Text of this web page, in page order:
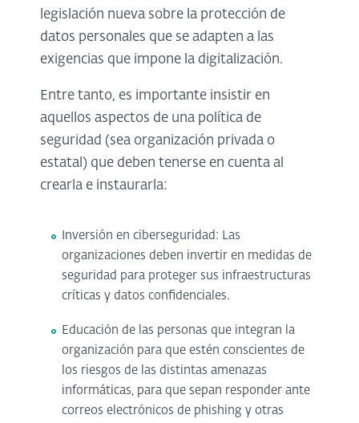
legislación nueva sobre la protección de
datos personales que se adapten a las
exigencias que impone la digitalización.
Entre tanto, es importante insistir en
aquellos aspectos de una política de
seguridad (sea organización privada o
estatal) que deben tenerse en cuenta al
crearla e instaurarla:
Inversión en ciberseguridad: Las
organizaciones deben invertir en medidas de
seguridad para proteger sus infraestructuras
críticas y datos confidenciales.
Educación de las personas que integran la
organización para que estén conscientes de
los riesgos de las distintas amenazas
informáticas, para que sepan responder ante
correos electrónicos de phishing y otras